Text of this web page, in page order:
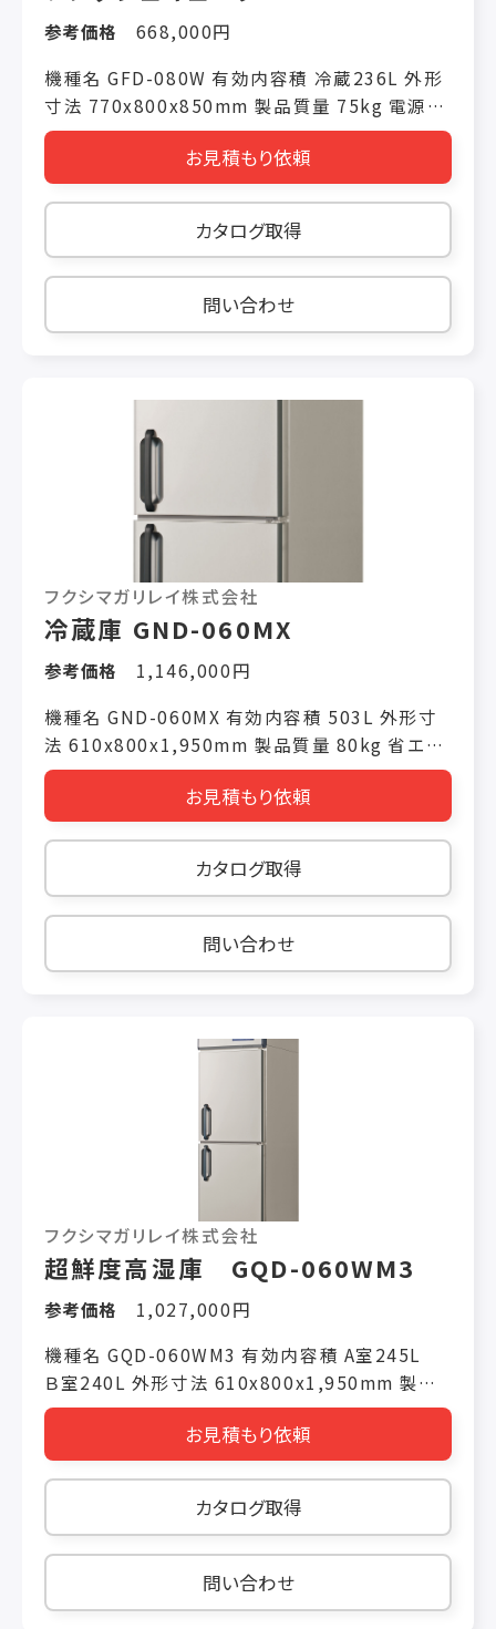
参考価格
668,000円
機種名 GFD-080W 有効内容積 冷蔵236L 外形
寸法 770x800x850mm 製品質量 75kg 電源仕
様 単相100V 冷却時消費電力(50/60Hz)
125W/145W 霜取り時消費電力(50/60Hz)
お見積もり依頼
カタログ取得
問い合わせ
フクシマガリレイ株式会社
冷蔵庫 GND-060MX
参考価格
1,146,000円
機種名 GND-060MX 有効内容積 503L 外形寸
法 610x800x1,950mm 製品質量 80kg 省エネ
基準達成率 トップランナー対象外機器 年間消費
(50/60Hz) 145W/145W 霜取り時消費電力
(50/60Hz) 231W/231W 冷媒(冷蔵室/冷凍室)
お見積もり依頼
カタログ取得
問い合わせ
フクシマガリレイ株式会社
超鮮度高湿庫 GQD-060WM3
参考価格
1,027,000円
機種名 GQD-060WM3 有効内容積 A室245L
Ｂ室240L 外形寸法 610x800x1,950mm 製品
質量 115kg 電源仕様 単相100V 冷却時消費電
力(50/60Hz) 330W/345W 霜取り時消費電力
(50/60Hz) 冷媒(冷蔵室/冷凍室) R448A
お見積もり依頼
カタログ取得
問い合わせ